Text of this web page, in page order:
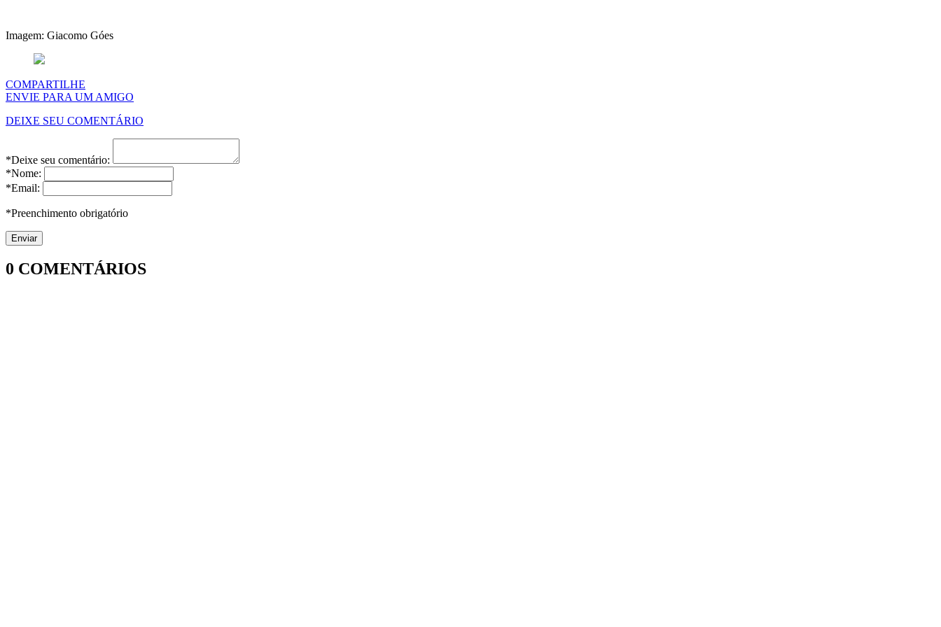
Imagem: Giacomo Góes
COMPARTILHE
ENVIE PARA UM AMIGO
DEIXE SEU COMENTÁRIO
*Deixe seu comentário:
*Nome:
*Email:
*Preenchimento obrigatório
0 COMENTÁRIOS